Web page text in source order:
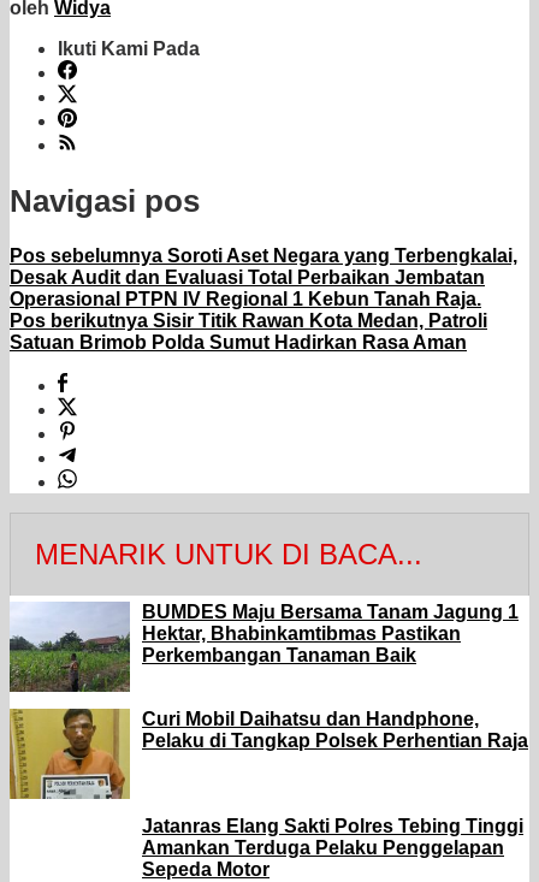
oleh Widya
Ikuti Kami Pada
Navigasi pos
Pos sebelumnya Soroti Aset Negara yang Terbengkalai,
Desak Audit dan Evaluasi Total Perbaikan Jembatan
Operasional PTPN IV Regional 1 Kebun Tanah Raja.
Pos berikutnya Sisir Titik Rawan Kota Medan, Patroli
Satuan Brimob Polda Sumut Hadirkan Rasa Aman
MENARIK UNTUK DI BACA...
BUMDES Maju Bersama Tanam Jagung 1
Hektar, Bhabinkamtibmas Pastikan
Perkembangan Tanaman Baik
Curi Mobil Daihatsu dan Handphone,
Pelaku di Tangkap Polsek Perhentian Raja
Jatanras Elang Sakti Polres Tebing Tinggi
Amankan Terduga Pelaku Penggelapan
Sepeda Motor